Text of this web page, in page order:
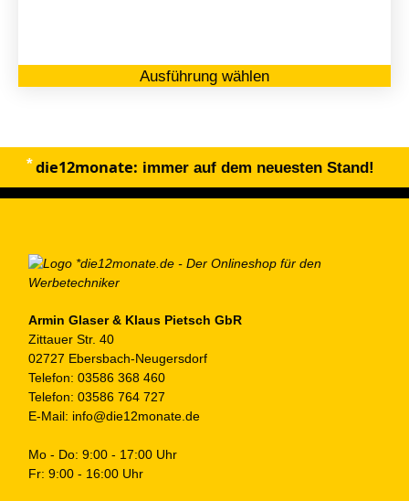
Ausführung wählen
die12monate: immer auf dem neuesten Stand!
Armin Glaser & Klaus Pietsch GbR
Zittauer Str. 40
02727 Ebersbach-Neugersdorf
Telefon: 03586 368 460
Telefon: 03586 764 727
E-Mail: info@die12monate.de
Mo - Do: 9:00 - 17:00 Uhr
Fr: 9:00 - 16:00 Uhr